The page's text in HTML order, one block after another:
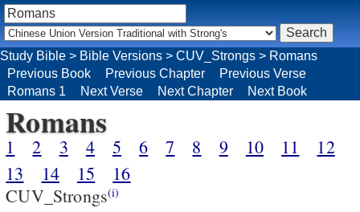
Study Bible > Bible Versions > CUV_Strongs > Romans
Previous Book
Previous Chapter
Previous Verse
Romans 1
Next Verse Next Chapter Next Book
Romans
1 2 3 4 5 6 7 8 9 10 11
12
13
14 15
16
CUV_Strongs(i)